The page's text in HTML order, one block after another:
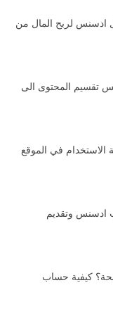
ادسنس لربح المال من
تقسيم المحتوى الى
الاستخدام في الموقع
ادسنس وتقديم
كيفية حساب